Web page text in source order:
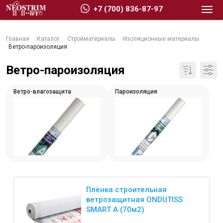
Главная Каталог Стройматериалы
Изоляционные материалы
Ветро-пароизоляция
Ветро-пароизоляция
Ветро-влагозащита Пароизоляция
Плёнка строительная
ветрозащитная ONDUTISS
SMART A (70м2)
+7 (700) 836-87-97
Стройматериалы
Сухие строительные смеси
Гидроизоляция
Изоляционные материалы
Ещё 2